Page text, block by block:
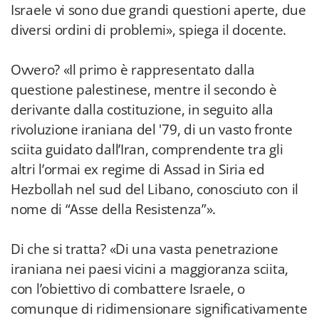
Israele vi sono due grandi questioni aperte, due
diversi ordini di problemi», spiega il docente.
Ovvero? «Il primo è rappresentato dalla
questione palestinese, mentre il secondo è
derivante dalla costituzione, in seguito alla
rivoluzione iraniana del '79, di un vasto fronte
sciita guidato dall’Iran, comprendente tra gli
altri l’ormai ex regime di Assad in Siria ed
Hezbollah nel sud del Libano, conosciuto con il
nome di “Asse della Resistenza”».
Di che si tratta? «Di una vasta penetrazione
iraniana nei paesi vicini a maggioranza sciita,
con l’obiettivo di combattere Israele, o
comunque di ridimensionare significativamente